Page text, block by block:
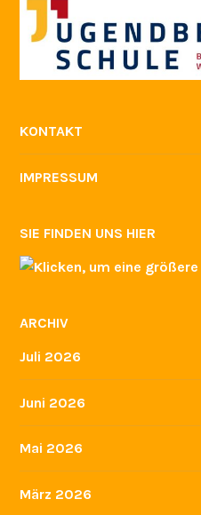
KONTAKT
IMPRESSUM
SIE FINDEN UNS HIER
ARCHIV
Juli 2026
Juni 2026
Mai 2026
März 2026